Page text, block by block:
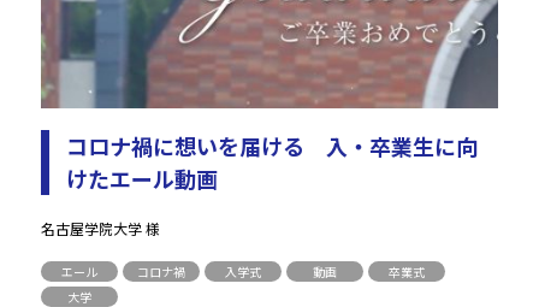
コロナ禍に想いを届ける 入・卒業生に向
けたエール動画
名古屋学院大学 様
エール コロナ禍 入学式 動画
卒業式
大学